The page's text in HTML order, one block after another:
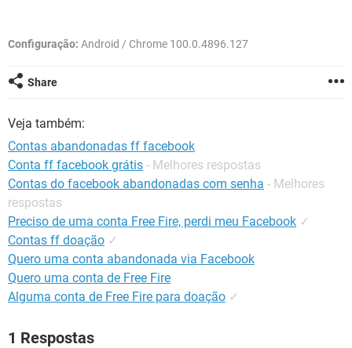
INSTAGRAM GMAIL
GUIA DE COMPRAS
Configuração: Android / Chrome 100.0.4896.127
Share
Veja também:
Contas abandonadas ff facebook
Conta ff facebook grátis - Melhores respostas
Contas do facebook abandonadas com senha - Melhores
respostas
Preciso de uma conta Free Fire, perdi meu Facebook ✓
Contas ff doação ✓
Quero uma conta abandonada via Facebook
Quero uma conta de Free Fire
Alguma conta de Free Fire para doação ✓
1 Respostas